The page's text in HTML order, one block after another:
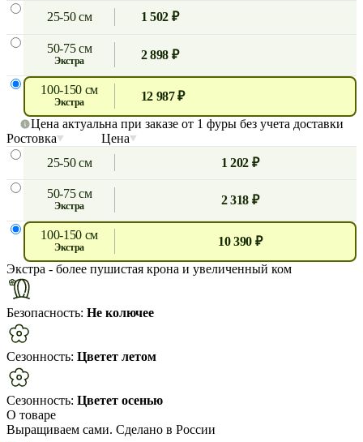
25-50 см
1 502 ₽
50-75 см
экстра 2 898 ₽
100-150 см
экстра
12 987 ₽
Цена актуальна при заказе от 1 фуры без учета доставки
Ростовка
Цена
25-50 см
1 202 ₽
50-75 см
экстра 2 318 ₽
100-150 см
экстра
10 390 ₽
Экстра - более пушистая крона и увеличенный ком
Безопасность: Не колючее
Сезонность: Цветет летом
Сезонность: Цветет осенью
О товаре
Выращиваем сами. Сделано в России